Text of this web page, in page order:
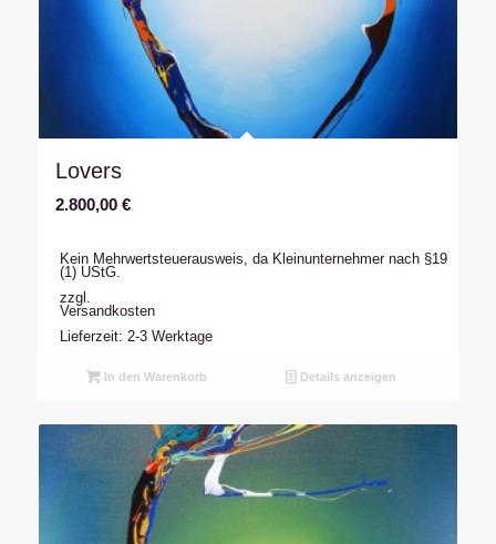
Lovers
2.800,00 €
Kein Mehrwertsteuerausweis, da Kleinunternehmer nach §19
(1) UStG.
zzgl.
Versandkosten
Lieferzeit: 2-3 Werktage
In den Warenkorb Details anzeigen